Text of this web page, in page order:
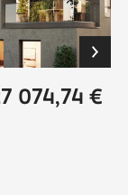
074,74 €